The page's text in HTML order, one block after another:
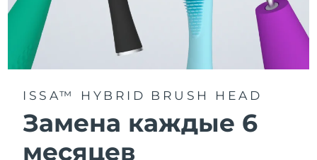
ISSA™ HYBRID BRUSH HEAD
Замена каждые 6
месяцев